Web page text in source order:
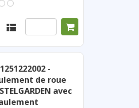
-
de roue
avec